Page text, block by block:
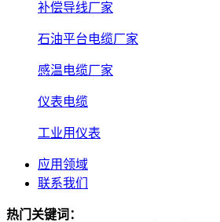
补偿导线厂家
石油平台电缆厂家
感温电缆厂家
仪表电缆
工业用仪表
应用领域
联系我们
热门关键词：